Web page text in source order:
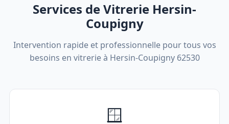
Services de Vitrerie Hersin-
Coupigny
Intervention rapide et professionnelle pour tous vos
besoins en vitrerie à Hersin-Coupigny 62530
🪟